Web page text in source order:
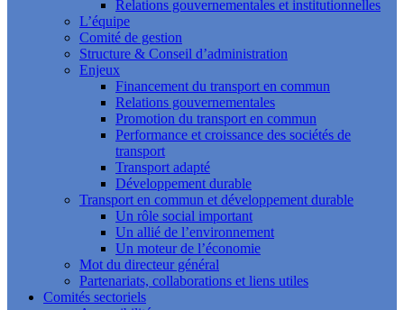
Relations gouvernementales et institutionnelles
L’équipe
Comité de gestion
Structure & Conseil d’administration
Enjeux
Financement du transport en commun
Relations gouvernementales
Promotion du transport en commun
Performance et croissance des sociétés de
transport
Transport adapté
Développement durable
Transport en commun et développement durable
Un rôle social important
Un allié de l’environnement
Un moteur de l’économie
Mot du directeur général
Partenariats, collaborations et liens utiles
Comités sectoriels